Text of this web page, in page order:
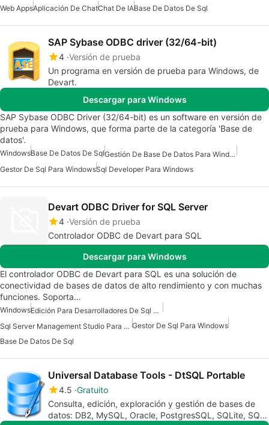
Web AppsAplicación De ChatChat De IABase De Datos De Sql
SAP Sybase ODBC driver (32/64-bit)
4 Versión de prueba
Un programa en versión de prueba para Windows, de
Devart.
Descargar para Windows
SAP Sybase ODBC Driver (32/64-bit) es un software en versión de
prueba para Windows, que forma parte de la categoría 'Base de
datos'.
WindowsBase De Datos De Sql
Gestión De Base De Datos Para Windows
Gestor De Sql Para WindowsSql Developer Para Windows
Devart ODBC Driver for SQL Server
4 Versión de prueba
Controlador ODBC de Devart para SQL
Descargar para Windows
El controlador ODBC de Devart para SQL es una solución de
conectividad de bases de datos de alto rendimiento y con muchas
funciones. Soporta…
Windows
Edición Para Desarrolladores De Sql Server Para Windows
Sql Server Management Studio Para Windows Gestor De Sql Para Windows
Base De Datos De Sql
Universal Database Tools - DtSQL Portable
4.5 Gratuito
Consulta, edición, exploración y gestión de bases de
datos: DB2, MySQL, Oracle, PostgresSQL, SQLite, SQL